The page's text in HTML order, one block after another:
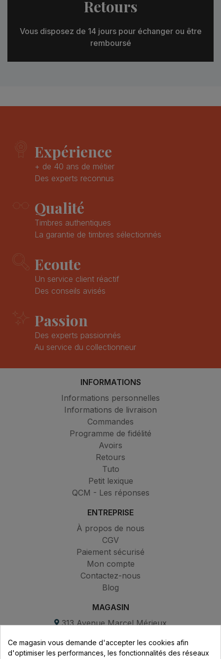
Retours
Vous disposez de 14 jours pour échanger ou être
remboursé
Expérience
+ de 40 ans de métier
Des experts reconnus
Qualité
Timbres authentiques
La garantie de timbres sélectionnés
Ecoute
Un service client réactif
Des conseils avisés
Passion
Des experts passionnés
Au service du collectionneur
INFORMATIONS
Informations personnelles
Informations de livraison
Commandes
Programme de fidélité
Avoirs
Retours
Tuto
Petit lexique
QCM - Les réponses
ENTREPRISE
À propos de nous
CGV
Paiement sécurisé
Mon compte
Contactez-nous
Blog
MAGASIN
313 Avenue Marcel Mérieux
69530 Brignais
Ce magasin vous demande d'accepter les cookies afin
d'optimiser les performances, les fonctionnalités des réseaux